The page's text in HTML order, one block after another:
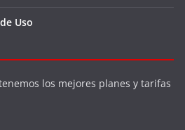
Uso
los mejores planes y tarifas